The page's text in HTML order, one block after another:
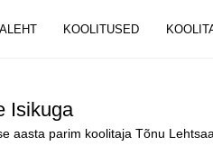
KOOLITUSED
Isikuga
aasta parim koolitaja Tõnu